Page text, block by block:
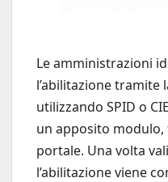
Le amministrazioni
l’abilitazione
utilizzando SPID o
un apposito
portale. Una volta
l’abilitazione viene